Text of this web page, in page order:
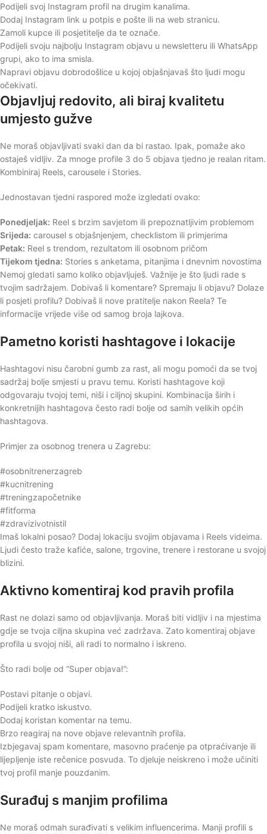
Podijeli svoj Instagram profil na drugim kanalima.
Dodaj Instagram link u potpis e pošte ili na web stranicu.
Zamoli kupce ili posjetitelje da te označe.
Podijeli svoju najbolju Instagram objavu u newsletteru ili WhatsApp
grupi, ako to ima smisla.
Napravi objavu dobrodošlice u kojoj objašnjavaš što ljudi mogu
očekivati.
Objavljuj redovito, ali biraj kvalitetu
umjesto gužve
Ne moraš objavljivati svaki dan da bi rastao. Ipak, pomaže ako
ostaješ vidljiv. Za mnoge profile 3 do 5 objava tjedno je realan ritam.
Kombiniraj Reels, carousele i Stories.
Jednostavan tjedni raspored može izgledati ovako:
Ponedjeljak: Reel s brzim savjetom ili prepoznatljivim problemom
Srijeda: carousel s objašnjenjem, checklistom ili primjerima
Petak: Reel s trendom, rezultatom ili osobnom pričom
Tijekom tjedna: Stories s anketama, pitanjima i dnevnim novostima
Nemoj gledati samo koliko objavljuješ. Važnije je što ljudi rade s
tvojim sadržajem. Dobivaš li komentare? Spremaju li objavu? Dolaze
li posjeti profilu? Dobivaš li nove pratitelje nakon Reela? Te
informacije vrijede više od samog broja lajkova.
Pametno koristi hashtagove i lokacije
Hashtagovi nisu čarobni gumb za rast, ali mogu pomoći da se tvoj
sadržaj bolje smjesti u pravu temu. Koristi hashtagove koji
odgovaraju tvojoj temi, niši i ciljnoj skupini. Kombinacija širih i
konkretnijih hashtagova često radi bolje od samih velikih općih
hashtagova.
Primjer za osobnog trenera u Zagrebu:
#osobnitrenerzagreb
#kucnitrening
#treningzapočetnike
#fitforma
#zdravizivotnistil
Imaš lokalni posao? Dodaj lokaciju svojim objavama i Reels videima.
Ljudi često traže kafiće, salone, trgovine, trenere i restorane u svojoj
blizini.
Aktivno komentiraj kod pravih profila
Rast ne dolazi samo od objavljivanja. Moraš biti vidljiv i na mjestima
gdje se tvoja ciljna skupina već zadržava. Zato komentiraj objave
profila u svojoj niši, ali radi to normalno i iskreno.
Što radi bolje od “Super objava!”:
Postavi pitanje o objavi.
Podijeli kratko iskustvo.
Dodaj koristan komentar na temu.
Brzo reagiraj na nove objave relevantnih profila.
Izbjegavaj spam komentare, masovno praćenje pa otpraćivanje ili
lijepljenje iste rečenice posvuda. To djeluje neiskreno i može učiniti
tvoj profil manje pouzdanim.
Surađuj s manjim profilima
Ne moraš odmah surađivati s velikim influencerima. Manji profili s